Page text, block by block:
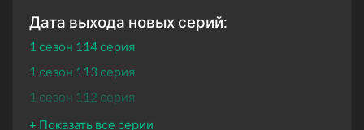
Дата выхода новых серий:
1 сезон 114 серия
1 сезон 113 серия
1 сезон 112 серия
1 сезон 111 серия